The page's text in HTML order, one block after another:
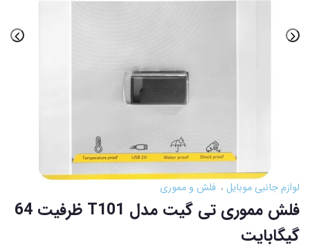
لوازم جانبی موبایل فلش و مموری
فلش مموری تی گیت مدل T101 ظرفیت 64
گیگابایت